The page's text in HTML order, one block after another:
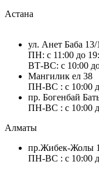
Астана
ул. Анет Баба
ПН: с 11:00 до
ВТ-ВС: с 10:00
Мангилик ел 38
ПН-ВС : с 10:00
пр. Богенбай
ПН-ВС : с 10:00
Алматы
пр.Жибек-Жолы
ПН-ВС : с 10:00